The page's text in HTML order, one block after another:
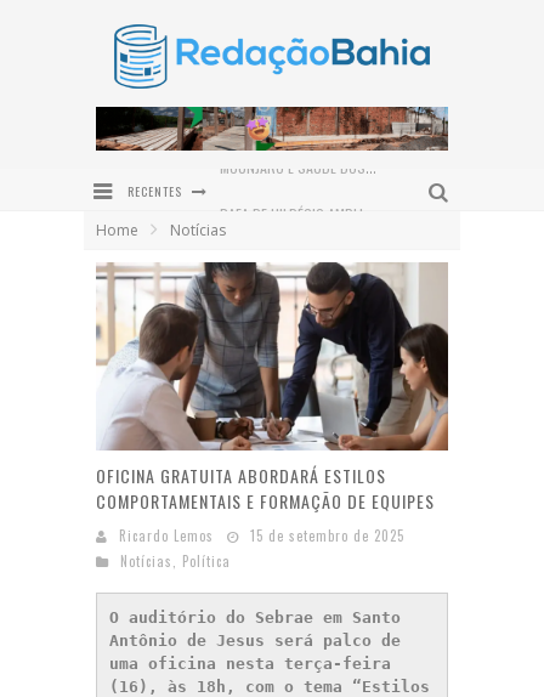
RECENTES
DIVISÃO DAS TAREFAS DOMÉSTICAS GANHA PROTAGONISMO NO DIA DOS PAIS
PROJETO BI-BI CAPACITA 30 EDUCADORES EM IBIPEBA PARA FORTALECER A FORMAÇÃO DE LEITORES
NEM TODO EMAGRECIMENTO É IGUAL: ENTENDA AS DIFERENÇAS ENTRE MEDICAMENTOS E CIRURGIA BARIÁTRICA
MOUNJARO E SAÚDE DOS OLHOS: ESPECIALISTA EXPLICA OS CUIDADOS PARA QUEM TEM DIABETES
Home Notícias
OFICINA GRATUITA ABORDARÁ ESTILOS
COMPORTAMENTAIS E FORMAÇÃO DE EQUIPES
Ricardo Lemos
15 de setembro de 2025
Notícias
Política
O auditório do Sebrae em Santo
Antônio de Jesus será palco de
uma oficina nesta terça-feira
(16), às 18h, com o tema “Estilos